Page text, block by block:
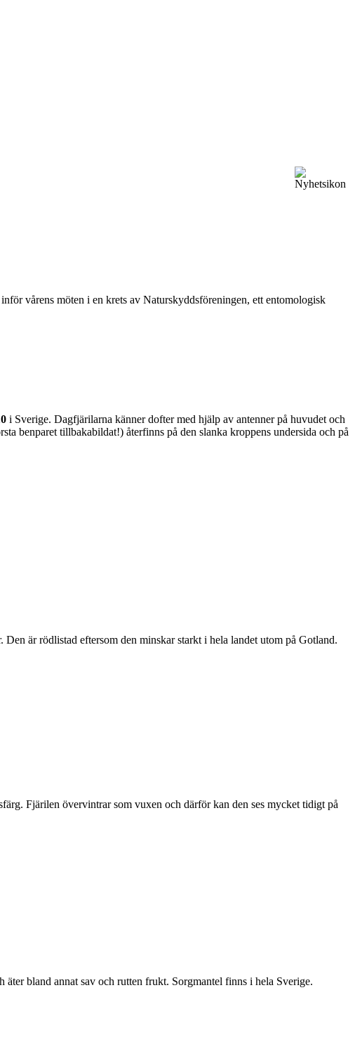
vårens möten i en krets av Naturskyddsföreningen, ett entomologisk
i Sverige. Dagfjärilarna känner dofter med hjälp av antenner på huvudet och
benparet tillbakabildat!) återfinns på den slanka kroppens undersida och på
är rödlistad eftersom den minskar starkt i hela landet utom på Gotland.
Fjärilen övervintrar som vuxen och därför kan den ses mycket tidigt på
bland annat sav och rutten frukt. Sorgmantel finns i hela Sverige.